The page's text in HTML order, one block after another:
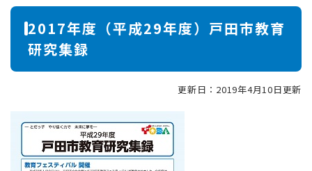
本
2017年度（平成29年度）戸田市教育
研究集録
更新日：2019年4月10日更新